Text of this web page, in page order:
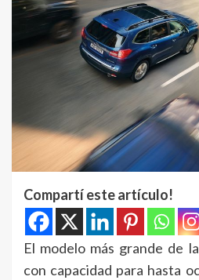
Compartí este artículo!
El modelo más grande de
con capacidad para hasta